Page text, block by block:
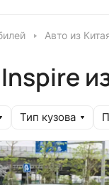
Авто из
Тип кузова